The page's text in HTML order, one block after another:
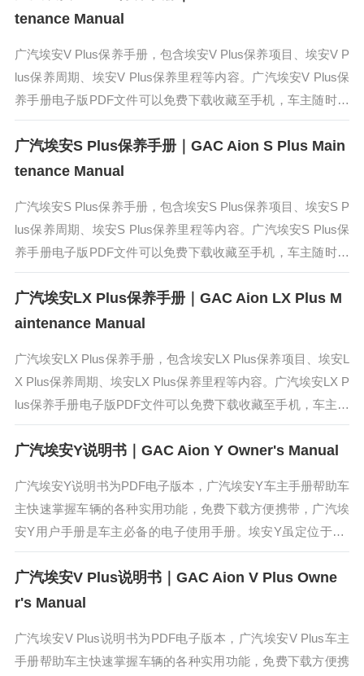
tenance Manual
广汽埃安V Plus保养手册，包含埃安V Plus保养项目、埃安V P
lus保养周期、埃安V Plus保养里程等内容。广汽埃安V Plus保
养手册电子版PDF文件可以免费下载收藏至手机，车主随时使
用更加方便。AION V PLUS与上一代产...
广汽埃安S Plus保养手册｜GAC Aion S Plus Main
tenance Manual
广汽埃安S Plus保养手册，包含埃安S Plus保养项目、埃安S P
lus保养周期、埃安S Plus保养里程等内容。广汽埃安S Plus保
养手册电子版PDF文件可以免费下载收藏至手机，车主随时使
用更加方便。广汽埃安S Plus是一款高性价...
广汽埃安LX Plus保养手册｜GAC Aion LX Plus M
aintenance Manual
广汽埃安LX Plus保养手册，包含埃安LX Plus保养项目、埃安L
X Plus保养周期、埃安LX Plus保养里程等内容。广汽埃安LX P
lus保养手册电子版PDF文件可以免费下载收藏至手机，车主随
时使用更加方便。埃安LX PLUS的外...
广汽埃安Y说明书｜GAC Aion Y Owner's Manual
广汽埃安Y说明书为PDF电子版本，广汽埃安Y车主手册帮助车
主快速掌握车辆的各种实用功能，免费下载方便携带，广汽埃
安Y用户手册是车主必备的电子使用手册。埃安Y虽定位于SU
V，但它的造型，更像是SUV和MPV的结合体，“天空之城”的
设计理念，让...
广汽埃安V Plus说明书｜GAC Aion V Plus Owne
r's Manual
广汽埃安V Plus说明书为PDF电子版本，广汽埃安V Plus车主
手册帮助车主快速掌握车辆的各种实用功能，免费下载方便携